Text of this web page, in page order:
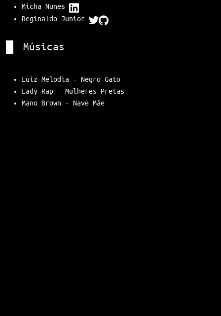
Micha Nunes
Reginaldo Junior
Músicas
Luiz Melodia - Negro Gato
Lady Rap - Mulheres Pretas
Mano Brown - Nave Mãe